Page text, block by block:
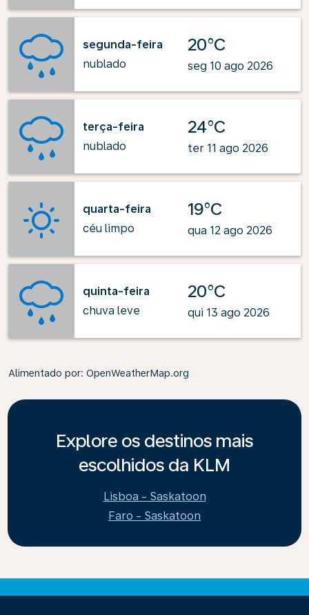
segunda-feira
nublado
20°C
seg 10 ago 2026
terça-feira
nublado
24°C
ter 11 ago 2026
quarta-feira
céu limpo
19°C
qua 12 ago 2026
quinta-feira
chuva leve
20°C
qui 13 ago 2026
Alimentado por: OpenWeatherMap.org
Explore os destinos mais
escolhidos da KLM
Lisboa - Saskatoon
Faro - Saskatoon